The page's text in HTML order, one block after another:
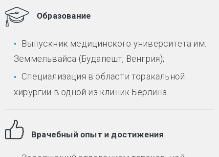
Образование
Выпускник медицинского университета им.
Земмельвайса (Будапешт, Венгрия);
Специализация в области торакальной
хирургии в одной из клиник Берлина.
Врачебный опыт и достижения